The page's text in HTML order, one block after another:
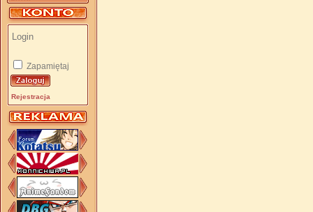
Zapamiętaj
Rejestracja